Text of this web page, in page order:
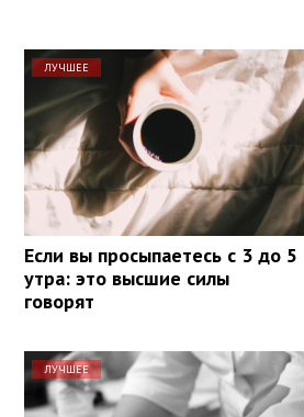
ЛУЧШЕЕ
Если вы просыпаетесь с 3 до 5
утра: это высшие силы
говорят
ЛУЧШЕЕ